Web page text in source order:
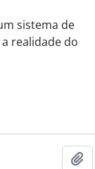
sistema de
realidade do